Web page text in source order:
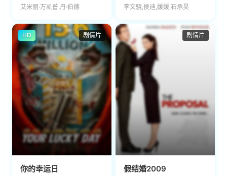
艾米丽·万凯普,丹·伯德 李文骁,侯迪,媛媛,石承昊
剧情片
HD
你的幸运日
剧情片
假结婚2009